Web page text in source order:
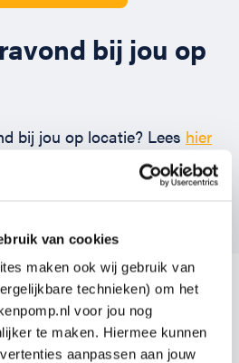
van cookies
maken ook wij gebruik van
technieken) om het
voor jou nog
te maken. Hiermee kunnen
aanpassen aan jouw
voor (para-) medici
voor iedereen
vragen
vragenofferte
bij jou op
bij jou op locatie? Lees hier
cursussen?